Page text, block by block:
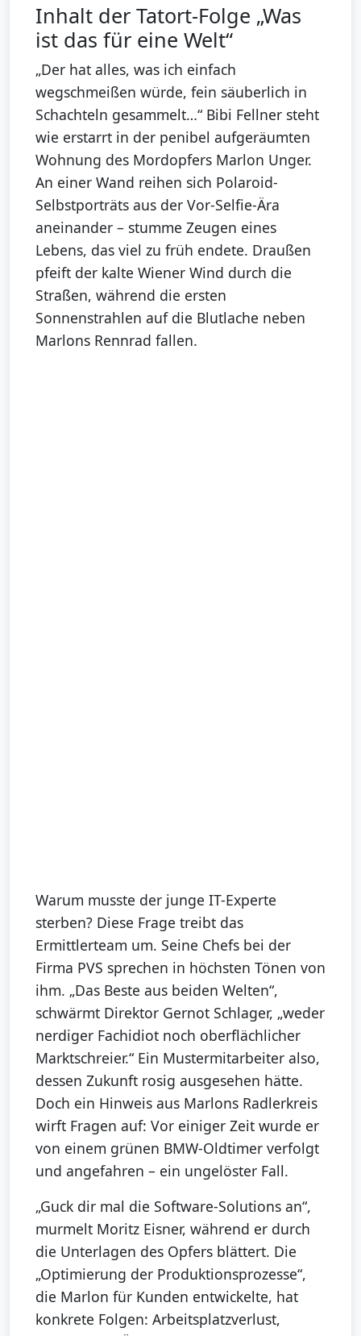
Inhalt der Tatort-Folge „Was
ist das für eine Welt“
„Der hat alles, was ich einfach
wegschmeißen würde, fein säuberlich in
Schachteln gesammelt…“ Bibi Fellner steht
wie erstarrt in der penibel aufgeräumten
Wohnung des Mordopfers Marlon Unger.
An einer Wand reihen sich Polaroid-
Selbstporträts aus der Vor-Selfie-Ära
aneinander – stumme Zeugen eines
Lebens, das viel zu früh endete. Draußen
pfeift der kalte Wiener Wind durch die
Straßen, während die ersten
Sonnenstrahlen auf die Blutlache neben
Marlons Rennrad fallen.
Warum musste der junge IT-Experte
sterben? Diese Frage treibt das
Ermittlerteam um. Seine Chefs bei der
Firma PVS sprechen in höchsten Tönen von
ihm. „Das Beste aus beiden Welten“,
schwärmt Direktor Gernot Schlager, „weder
nerdiger Fachidiot noch oberflächlicher
Marktschreier.“ Ein Mustermitarbeiter also,
dessen Zukunft rosig ausgesehen hätte.
Doch ein Hinweis aus Marlons Radlerkreis
wirft Fragen auf: Vor einiger Zeit wurde er
von einem grünen BMW-Oldtimer verfolgt
und angefahren – ein ungelöster Fall.
„Guck dir mal die Software-Solutions an“,
murmelt Moritz Eisner, während er durch
die Unterlagen des Opfers blättert. Die
„Optimierung der Produktionsprozesse“,
die Marlon für Kunden entwickelte, hat
konkrete Folgen: Arbeitsplatzverlust,